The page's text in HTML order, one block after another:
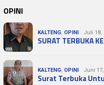
OPINI
KALTENG, OPINI Juli 18,
SURAT TERBUKA
KALTENG, OPINI Juni
Surat Terbuka